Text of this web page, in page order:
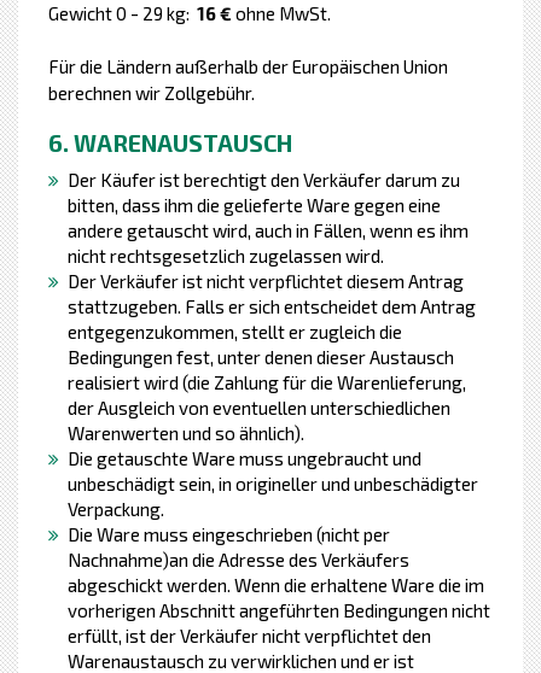
Gewicht 0 - 29 kg: 16 € ohne MwSt.
Für die Ländern außerhalb der Europäischen Union
berechnen wir Zollgebühr.
6. WARENAUSTAUSCH
Der Käufer ist berechtigt den Verkäufer darum zu
bitten, dass ihm die gelieferte Ware gegen eine
andere getauscht wird, auch in Fällen, wenn es ihm
nicht rechtsgesetzlich zugelassen wird.
Der Verkäufer ist nicht verpflichtet diesem Antrag
stattzugeben. Falls er sich entscheidet dem Antrag
entgegenzukommen, stellt er zugleich die
Bedingungen fest, unter denen dieser Austausch
realisiert wird (die Zahlung für die Warenlieferung,
der Ausgleich von eventuellen unterschiedlichen
Warenwerten und so ähnlich).
Die getauschte Ware muss ungebraucht und
unbeschädigt sein, in origineller und unbeschädigter
Verpackung.
Die Ware muss eingeschrieben (nicht per
Nachnahme)an die Adresse des Verkäufers
abgeschickt werden. Wenn die erhaltene Ware die im
vorherigen Abschnitt angeführten Bedingungen nicht
erfüllt, ist der Verkäufer nicht verpflichtet den
Warenaustausch zu verwirklichen und er ist